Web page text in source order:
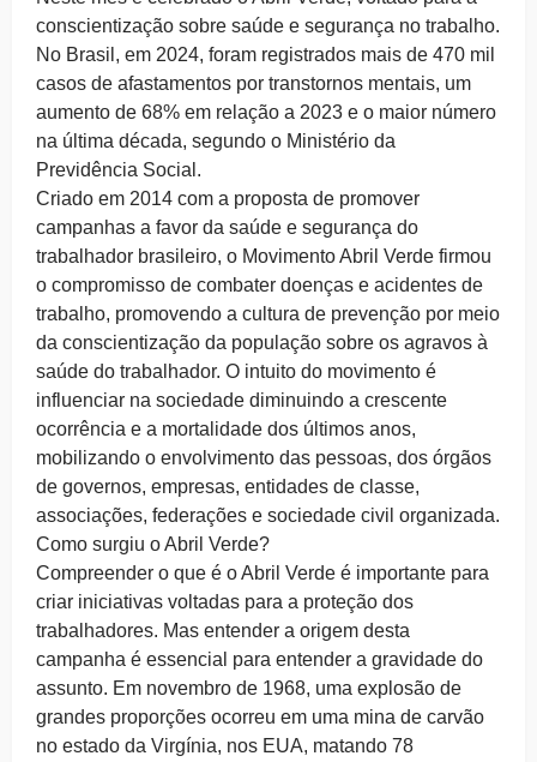
conscientização sobre saúde e segurança no trabalho.
No Brasil, em 2024, foram registrados mais de 470 mil
casos de afastamentos por transtornos mentais, um
aumento de 68% em relação a 2023 e o maior número
na última década, segundo o Ministério da
Previdência Social.
Criado em 2014 com a proposta de promover
campanhas a favor da saúde e segurança do
trabalhador brasileiro, o Movimento Abril Verde firmou
o compromisso de combater doenças e acidentes de
trabalho, promovendo a cultura de prevenção por meio
da conscientização da população sobre os agravos à
saúde do trabalhador. O intuito do movimento é
influenciar na sociedade diminuindo a crescente
ocorrência e a mortalidade dos últimos anos,
mobilizando o envolvimento das pessoas, dos órgãos
de governos, empresas, entidades de classe,
associações, federações e sociedade civil organizada.
Como surgiu o Abril Verde?
Compreender o que é o Abril Verde é importante para
criar iniciativas voltadas para a proteção dos
trabalhadores. Mas entender a origem desta
campanha é essencial para entender a gravidade do
assunto. Em novembro de 1968, uma explosão de
grandes proporções ocorreu em uma mina de carvão
no estado da Virgínia, nos EUA, matando 78